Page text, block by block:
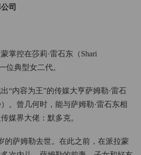
司
掌控在莎莉·雷石东（Shari
位典型女二代。
“内容为王”的传媒大亨萨姆勒·雷石
）。曾几何时，能与萨姆勒·雷石东相
媒界大佬：默多克。
的萨姆勒去世。在此之前，在派拉蒙